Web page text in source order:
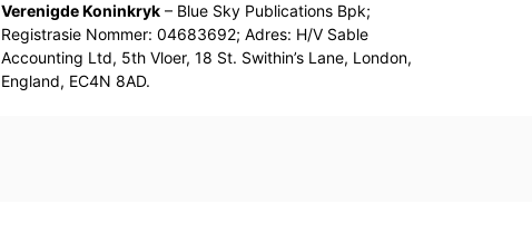
Verenigde Koninkryk– Blue Sky Publications Bpk;
Registrasie Nommer: 04683692; Adres: H/V Sable
Accounting Ltd, 5th Vloer, 18 St. Swithin’s Lane, London,
England, EC4N 8AD.